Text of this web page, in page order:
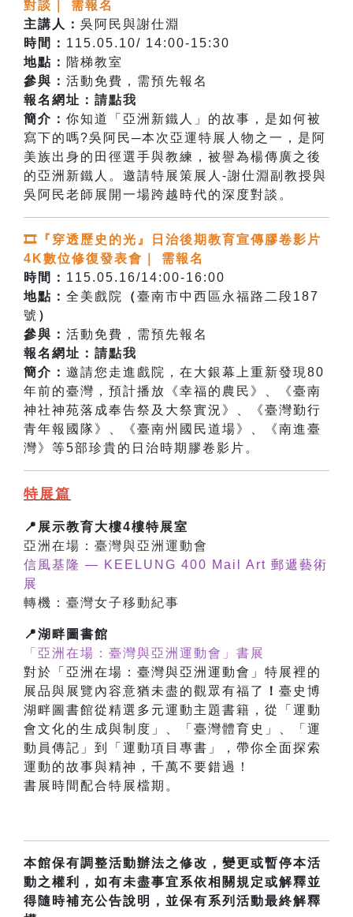
對談｜ 需報名
主講人： 吳阿民與謝仕淵
時間： 115.05.10/ 14:00-15:30
地點： 階梯教室
參與： 活動免費，需預先報名
報名網址： 請點我
簡介： 你知道「亞洲新鐵人」的故事，是如何被
寫下的嗎?吳阿民─本次亞運特展人物之一，是阿
美族出身的田徑選手與教練，被譽為楊傳廣之後
的亞洲新鐵人。邀請特展策展人-謝仕淵副教授與
吳阿民老師展開一場跨越時代的深度對談。
🎞️『穿透歷史的光』日治後期教育宣傳膠卷影片
4K數位修復發表會｜ 需報名
時間： 115.05.16/14:00-16:00
地點： 全美戲院 （臺南市中西區永福路二段187
號 ）
參與： 活動免費，需預先報名
報名網址： 請點我
簡介： 邀請您走進戲院，在大銀幕上重新發現80
年前的臺灣，預計播放《幸福的農民》、《臺南
神社神苑落成奉告祭及大祭實況》、《臺灣勤行
青年報國隊》、《臺南州國民道場》、《南進臺
灣》等5部珍貴的日治時期膠卷影片。
特展篇
📍展示教育大樓4樓特展室
亞洲在場：臺灣與亞洲運動會
信風基隆 — KEELUNG 400 Mail Art 郵遞藝術
展
轉機：臺灣女子移動紀事
📍湖畔圖書館
「亞洲在場：臺灣與亞洲運動會 」 書展
對於
「亞洲在場：臺灣與亞洲運動會」特展裡的
展品與展覽內容意猶未盡的觀眾有福了
！ 臺史博
湖畔圖書館從精選多元運動主題書籍，從「運動
會文化的生成與制度」、「臺灣體育史」、「運
動員傳記」到「運動項目專書」，帶你全面探索
運動的故事與精神，千萬不要錯過！
書展時間配合特展檔期。
本館保有調整活動辦法之修改，變更或暫停本活
動之權利，如有未盡事宜系依相關規定或解釋並
得隨時補充公告說明，並保有系列活動最終解釋